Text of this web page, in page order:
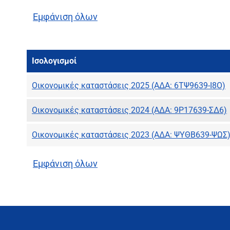
Εμφάνιση όλων
Ισολογισμοί
Οικονομικές καταστάσεις 2025 (ΑΔΑ: 6ΤΨ9639-Ι8Ο)
Οικονομικές καταστάσεις 2024 (ΑΔΑ: 9Ρ17639-ΣΔ6)
Οικονομικές καταστάσεις 2023 (ΑΔΑ: ΨΥΘΒ639-ΨΩΣ)
Εμφάνιση όλων